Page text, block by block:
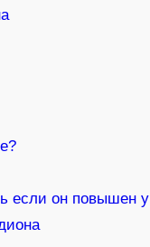
если он повышен